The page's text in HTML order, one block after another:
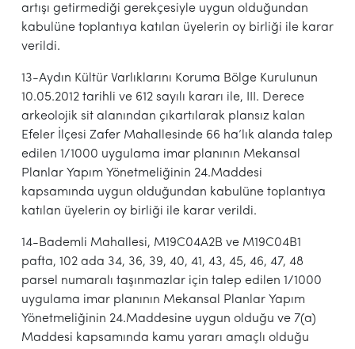
artışı getirmediği gerekçesiyle uygun olduğundan
kabulüne toplantıya katılan üyelerin oy birliği ile karar
verildi.
13-Aydın Kültür Varlıklarını Koruma Bölge Kurulunun
10.05.2012 tarihli ve 612 sayılı kararı ile, III. Derece
arkeolojik sit alanından çıkartılarak plansız kalan
Efeler İlçesi Zafer Mahallesinde 66 ha’lık alanda talep
edilen 1/1000 uygulama imar planının Mekansal
Planlar Yapım Yönetmeliğinin 24.Maddesi
kapsamında uygun olduğundan kabulüne toplantıya
katılan üyelerin oy birliği ile karar verildi.
14-Bademli Mahallesi, M19C04A2B ve M19C04B1
pafta, 102 ada 34, 36, 39, 40, 41, 43, 45, 46, 47, 48
parsel numaralı taşınmazlar için talep edilen 1/1000
uygulama imar planının Mekansal Planlar Yapım
Yönetmeliğinin 24.Maddesine uygun olduğu ve 7(a)
Maddesi kapsamında kamu yararı amaçlı olduğu